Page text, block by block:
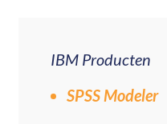
IBM Producten
SPSS Modeler